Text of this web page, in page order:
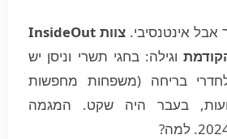
אינטנסיבי.
צוות InsideOut
וגילה: בחגי תשרי וניסן יש
בריחה (משפחות מחפשות
בעבר היה שקט. המגמה